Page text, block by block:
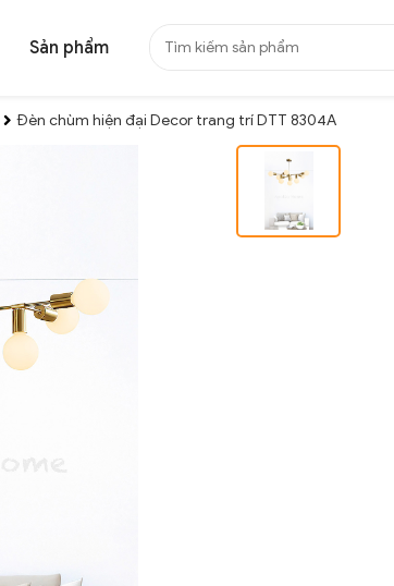
Sản phẩm
Đèn chùm hiện đại Decor trang trí DTT 8304A